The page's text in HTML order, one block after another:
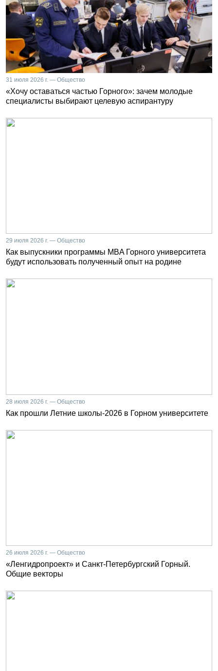
31 июля 2026 г. — Общество
«Хочу оставаться частью Горного»: зачем молодые
специалисты выбирают целевую аспирантуру
29 июля 2026 г. — Общество
Как выпускники программы MBA Горного университета
будут использовать полученный опыт на родине
28 июля 2026 г. — Общество
Как прошли Летние школы-2026 в Горном университете
26 июля 2026 г. — Общество
«Ленгидропроект» и Санкт-Петербургский Горный.
Общие векторы